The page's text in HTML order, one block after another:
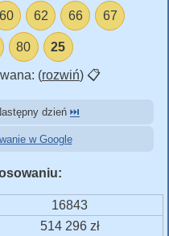
60 62 66 67
80 25
(rozwiń) 📋
dzień ⏭️
w Google
16843
514 296 zł